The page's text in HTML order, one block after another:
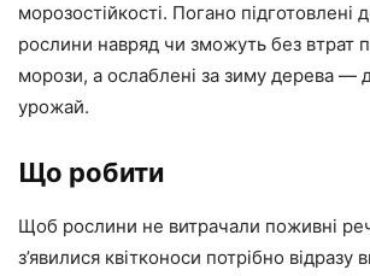
морозостійкості. Погано підготовлені
рослини навряд чи зможуть без втрат
морози, а ослаблені за зиму дерева —
урожай.
Що робити
Щоб рослини не витрачали поживні
з’явилися квітконоси потрібно відразу